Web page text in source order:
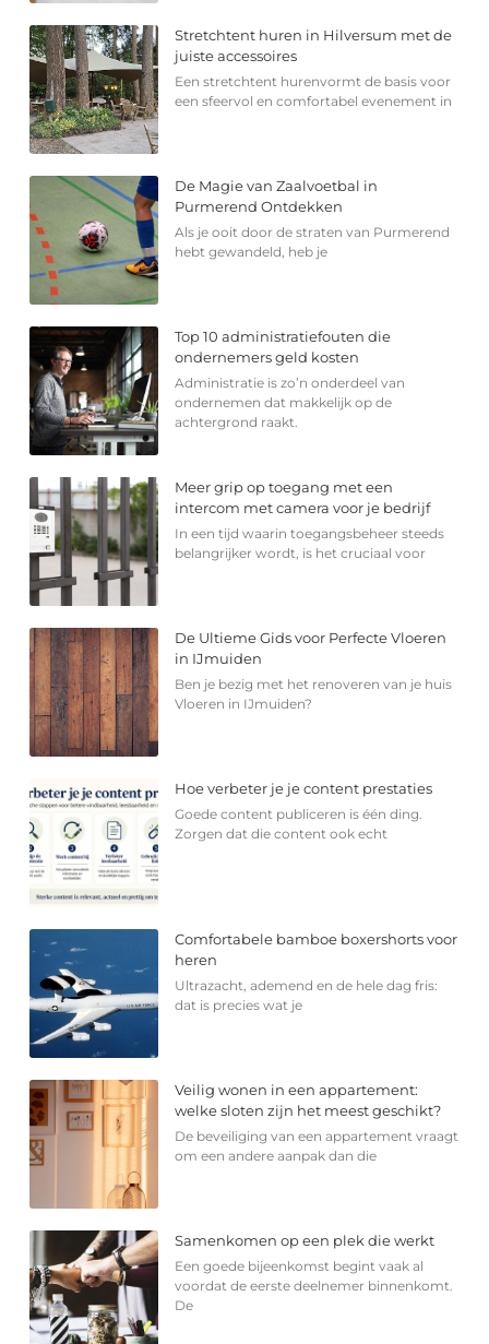
Stretchtent huren in Hilversum met de
juiste accessoires
Een stretchtent hurenvormt de basis voor
een sfeervol en comfortabel evenement in
De Magie van Zaalvoetbal in
Purmerend Ontdekken
Als je ooit door de straten van Purmerend
hebt gewandeld, heb je
Top 10 administratiefouten die
ondernemers geld kosten
Administratie is zo’n onderdeel van
ondernemen dat makkelijk op de
achtergrond raakt.
Meer grip op toegang met een
intercom met camera voor je bedrijf
In een tijd waarin toegangsbeheer steeds
belangrijker wordt, is het cruciaal voor
De Ultieme Gids voor Perfecte Vloeren
in IJmuiden
Ben je bezig met het renoveren van je huis
Vloeren in IJmuiden?
Hoe verbeter je je content prestaties
Goede content publiceren is één ding.
Zorgen dat die content ook echt
Comfortabele bamboe boxershorts voor
heren
Ultrazacht, ademend en de hele dag fris:
dat is precies wat je
Veilig wonen in een appartement:
welke sloten zijn het meest geschikt?
De beveiliging van een appartement vraagt
om een andere aanpak dan die
Samenkomen op een plek die werkt
Een goede bijeenkomst begint vaak al
voordat de eerste deelnemer binnenkomt.
De